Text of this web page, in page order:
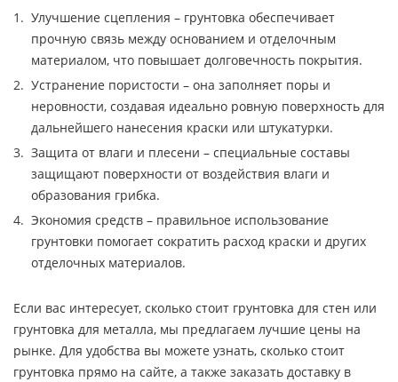
Улучшение сцепления – грунтовка обеспечивает
прочную связь между основанием и отделочным
материалом, что повышает долговечность покрытия.
Устранение пористости – она заполняет поры и
неровности, создавая идеально ровную поверхность для
дальнейшего нанесения краски или штукатурки.
Защита от влаги и плесени – специальные составы
защищают поверхности от воздействия влаги и
образования грибка.
Экономия средств – правильное использование
грунтовки помогает сократить расход краски и других
отделочных материалов.
Если вас интересует, сколько стоит грунтовка для стен или
грунтовка для металла, мы предлагаем лучшие цены на
рынке. Для удобства вы можете узнать, сколько стоит
грунтовка прямо на сайте, а также заказать доставку в